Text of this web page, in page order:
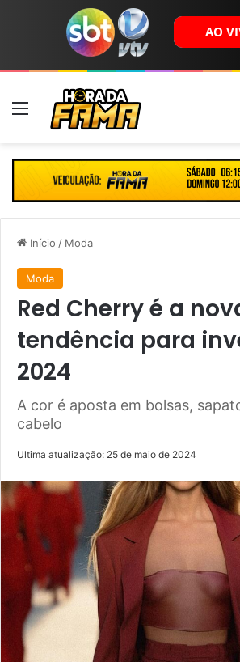
Menu
Início / Moda
Moda
Red Cherry é a
tendência para
2024
A cor é aposta em bolsas,
cabelo
Ultima atualização: 25 de maio de 2024